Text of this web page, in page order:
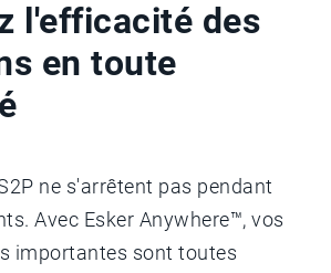
l'efficacité des
en toute
ne s'arrêtent pas pendant
Avec Esker Anywhere™, vos
importantes sont toutes